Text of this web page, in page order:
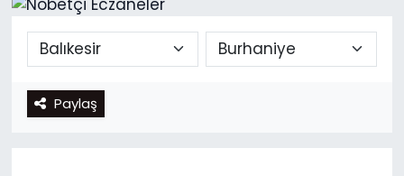
Paylaş
Yerel
Spor
Süper Lig Puan Durumu ve Fikstür
Tüm Manşetler
Son Dakika Haberleri